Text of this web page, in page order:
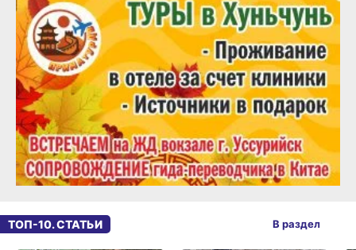
ТОП-10. СТАТЬИ В раздел